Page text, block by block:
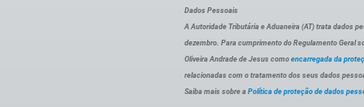
Dados Pessoais
A Autoridade Tributária e Aduaneira (AT) trata dados
dezembro. Para cumprimento do Regulamento Geral
Oliveira Andrade de Jesus como encarregada da
relacionadas com o tratamento dos seus dados
Saiba mais sobre a Política de proteção de dados